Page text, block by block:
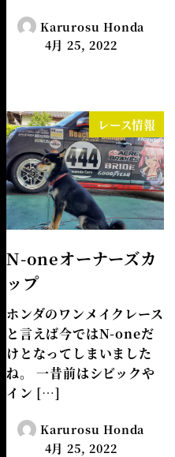
Karurosu Honda
4月 25, 2022
レース情報
N-oneオーナーズカ
ップ
ホンダのワンメイクレース
と言えば今ではN-oneだ
けとなってしまいました
ね。 一昔前はシビックや
イン […]
Karurosu Honda
4月 25, 2022